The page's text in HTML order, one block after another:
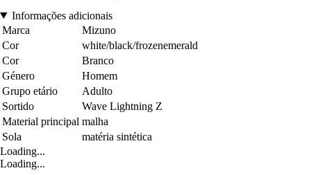
Informações adicionais
Marca
Mizuno
Cor
white/black/frozenemerald
Cor
Branco
Género
Homem
Grupo etário
Adulto
Sortido
Wave Lightning Z
Material principal malha
Sola
matéria sintética
Loading...
Loading...